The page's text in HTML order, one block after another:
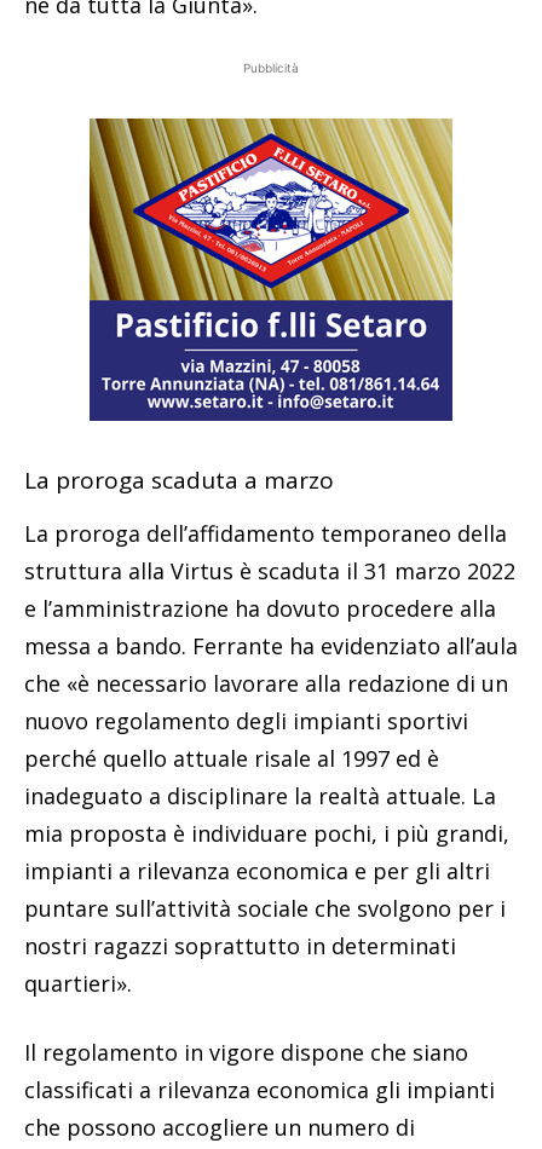
Pubblicità
La proroga scaduta a marzo
La proroga dell’affidamento temporaneo della
struttura alla Virtus è scaduta il 31 marzo 2022
e l’amministrazione ha dovuto procedere alla
messa a bando. Ferrante ha evidenziato all’aula
che «è necessario lavorare alla redazione di un
nuovo regolamento degli impianti sportivi
perché quello attuale risale al 1997 ed è
inadeguato a disciplinare la realtà attuale. La
mia proposta è individuare pochi, i più grandi,
impianti a rilevanza economica e per gli altri
puntare sull’attività sociale che svolgono per i
nostri ragazzi soprattutto in determinati
quartieri».
Il regolamento in vigore dispone che siano
classificati a rilevanza economica gli impianti
che possono accogliere un numero di